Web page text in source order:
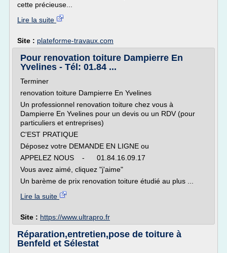
cette précieuse...
Lire la suite
Site : plateforme-travaux.com
Pour renovation toiture Dampierre En
Yvelines - Tél: 01.84 ...
Terminer
renovation toiture Dampierre En Yvelines
Un professionnel renovation toiture chez vous à
Dampierre En Yvelines pour un devis ou un RDV (pour
particuliers et entreprises)
C'EST PRATIQUE
Déposez votre DEMANDE EN LIGNE ou
APPELEZ NOUS - 01.84.16.09.17
Vous avez aimé, cliquez "j'aime"
Un barème de prix renovation toiture étudié au plus ...
Lire la suite
Site : https://www.ultrapro.fr
Réparation,entretien,pose de toiture à
Benfeld et Sélestat